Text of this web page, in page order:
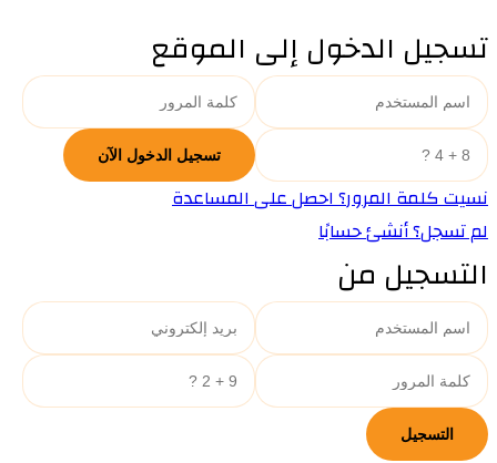
تسجيل الدخول إلى الموقع
نسيت كلمة المرور؟ احصل على المساعدة
لم تسجل؟ أنشئ حسابًا
التسجيل من